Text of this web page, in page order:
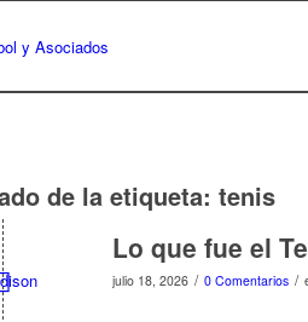
de la etiqueta: tenis
Lo que fue el
julio 18, 2026 / 0 Comentarios /